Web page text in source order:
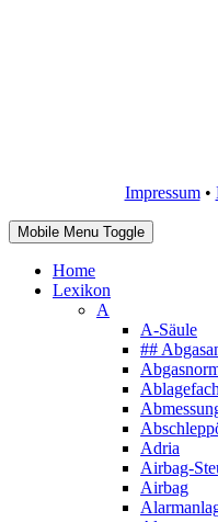
Impressum•
Mobile Menu Toggle
Home
Lexikon
A
A-Säule
##
Ablagefach
Adria
Airbag-
Airbag